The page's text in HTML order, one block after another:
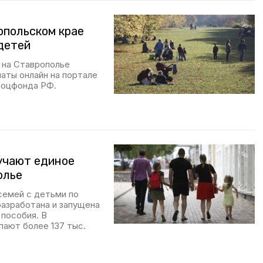
крае
Ставрополье
онлайн на портале
РФ.
единое
с детьми по
и запущена
В
более 137 тыс.